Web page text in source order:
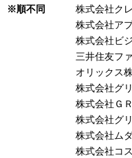
※順不同
株式会社ク
株式会社ア
株式会社ビ
三井住友フ
オリックス
株式会社グ
株式会社Ｇ
株式会社グ
株式会社ム
株式会社コ